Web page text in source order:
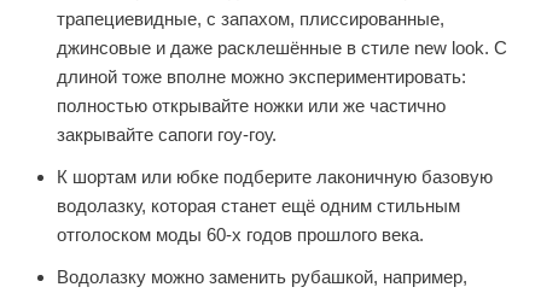
трапециевидные, с запахом, плиссированные,
джинсовые и даже расклешённые в стиле new look. С
длиной тоже вполне можно экспериментировать:
полностью открывайте ножки или же частично
закрывайте сапоги гоу-гоу.
К шортам или юбке подберите лаконичную базовую
водолазку, которая станет ещё одним стильным
отголоском моды 60-х годов прошлого века.
Водолазку можно заменить рубашкой, например,